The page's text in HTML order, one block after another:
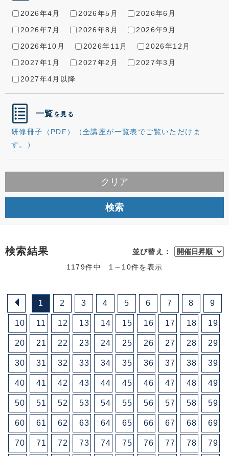
2026年4月 2026年5月
2026年6月
2026年7月
2026年8月
2026年9月
2026年10月
2026年11月
2026年12月
2027年1月
2027年2月
2027年3月
2027年4月以降
一覧 を見る
研修冊子（PDF）（全講座が一覧表でご覧いただけま
す。）
クリア
検索
検索結果
並び替え：
1179件中 1～10件を表示
1 2 3 4 5 6 7 8 9
10 11 12 13 14 15 16 17 18 19
20 21 22 23 24 25 26 27 28 29
30 31 32 33 34 35 36 37 38 39
40 41 42 43 44 45 46 47 48 49
50 51 52 53 54 55 56 57 58 59
60 61 62 63 64 65 66 67 68 69
70 71 72 73 74 75 76 77 78 79